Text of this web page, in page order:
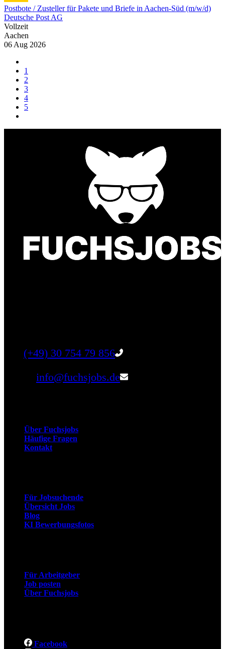
Postbote / Zusteller für Pakete und Briefe in Aachen-Süd (m/w/d)
Deutsche Post AG
Vollzeit
Aachen
06 Aug 2026
1
2
3
4
5
(+49) 30 754 79 856
info@fuchsjobs.de
Über Fuchsjobs
Häufige Fragen
Kontakt
Für Jobsuchende
Übersicht Jobs
Blog
KI Bewerbungsfotos
Für Arbeitgeber
Job posten
Über Fuchsjobs
Facebook